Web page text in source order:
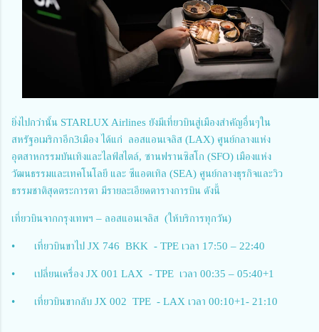
ยิ่งไปกว่านั้น STARLUX Airlines ยังมีเที่ยวบินสู่เมืองสำคัญอื่นๆใน
สหรัฐอเมริกาอีก3เมือง ได้แก่ ลอสแอนเจลิส (LAX) ศูนย์กลางแห่ง
อุตสาหกรรมบันเทิงและไลฟ์สไตล์, ซานฟรานซิสโก (SFO) เมืองแห่ง
วัฒนธรรมและเทคโนโลยี และ ซีแอตเทิล (SEA) ศูนย์กลางธุรกิจและวิว
ธรรมชาติสุดตระการตา มีรายละเอียดตารางการบิน ดังนี้
เที่ยวบินจากกรุงเทพฯ – ลอสแอนเจลิส (ให้บริการทุกวัน)
• เที่ยวบินขาไป JX 746 BKK - TPE เวลา 17:50 – 22:40
• เปลี่ยนเครื่อง JX 001 LAX - TPE เวลา 00:35 – 05:40+1
• เที่ยวบินขากลับ JX 002 TPE - LAX เวลา 00:10+1- 21:10